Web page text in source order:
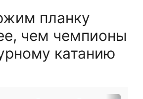
планку
чем чемпионы
катанию